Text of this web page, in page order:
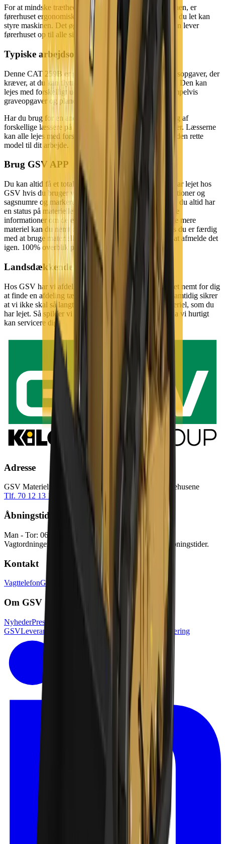
For at mindske trætheden for dig, når du bruger maskinen, er
førerhuset ergonomisk indrettet med grebene tæt på, så du let kan
styre maskinen. Det øger også produktiviteten. Desuden lever
førerhuset op til alle sikkerhedskrav.
Typiske arbejdsopgaver
Denne CAT 259B er god til dig, der skal udføre arbejdsopgaver, der
kræver, at du kan flytte materialer fra et blødt underlag. Den kan
lejes med forskelligt udstyr, så den kan bruges til eksempelvis
graveopgaver og planering også.
Har du brug for en anden læsser? Vi har et bredt udvalg af
forskellige læssere på både hjul og bælter i alle størrelser. Læsserne
kan alle lejes med forskelligt udstyr, så du kan tilpasse den rette
model til dit arbejde.
Brug GSV APP
Du kan altid få et totalt overblik over det materiel, du har lejet hos
GSV hvis du bruger vores app. Du kan søge efter lokationer og
sagsnumre og markere dine byggesager som favorit, så du altid har
en status på materiellet på dine byggesites.Du kan finde
informationer om de enkelte maskiner og skal du bruge mere
materiel kan du nemt og hurtigt booke via appen. Hvis du er færdig
med at bruge materiellet er det lige så hurtigt og nemt at afmelde det
igen. 100% overblik på mobilen - det er smart.
Landsdækkende service
Hos GSV har vi afdelinger i hele landet, hvilket gør det nemt for dig
at finde en afdeling tæt på dig og dit projekt, og som samtidig sikrer
at vi ikke skal så langt, hvis vi skal have udskiftet materiel, som du
har lejet. Så spilder vi ikke kostbar tid på dit projekt, da vi hurtigt
kan servicere dig.
Adresse
GSV Materieludlejning A/S Baldersbuen 5 2640 Hedehusene
Tlf. 70 12 13 15
info@gsv.dk
Åbningstider
Man - Tor: 06:00 - 16:30
Vagtordningen træder i kraft udenfor vores normale åbningstider.
Kontakt
VagttelefonGSV afdelinger Pressekontakt
Om GSV
NyhederPresse
GSVLeverandørlogin Kundelogin Tilgænglighedserklæring